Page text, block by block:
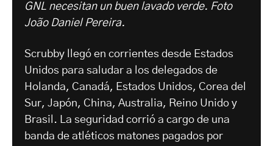
GNL necesitan un buen lavado verde. Foto
João Daniel Pereira.
Scrubby llegó en corrientes desde Estados
Unidos para saludar a los delegados de
Holanda, Canadá, Estados Unidos, Corea del
Sur, Japón, China, Australia, Reino Unido y
Brasil. La seguridad corrió a cargo de una
banda de atléticos matones pagados por